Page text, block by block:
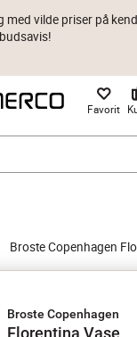
Prismatch
med vilde priser på
Favorit
Broste Copenhagen
Broste Copenhagen
Florentina Vase